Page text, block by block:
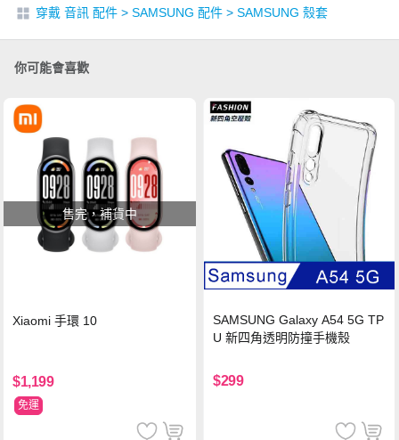
穿戴 音訊 配件 > SAMSUNG 配件 > SAMSUNG 殼套
你可能會喜歡
售完，補貨中
Xiaomi 手環 10
$1,199
免運
SAMSUNG Galaxy A54 5G TP
U 新四角透明防撞手機殼
$299